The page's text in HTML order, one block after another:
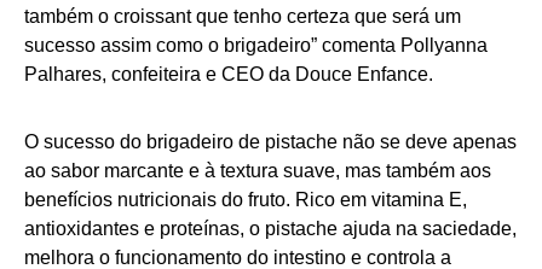
também o croissant que tenho certeza que será um
sucesso assim como o brigadeiro” comenta Pollyanna
Palhares, confeiteira e CEO da Douce Enfance.
O sucesso do brigadeiro de pistache não se deve apenas
ao sabor marcante e à textura suave, mas também aos
benefícios nutricionais do fruto. Rico em vitamina E,
antioxidantes e proteínas, o pistache ajuda na saciedade,
melhora o funcionamento do intestino e controla a